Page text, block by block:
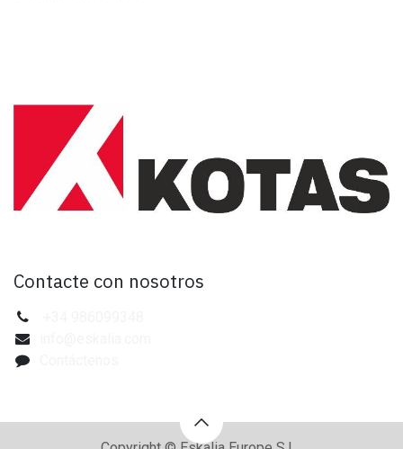
Contacte con nosotros